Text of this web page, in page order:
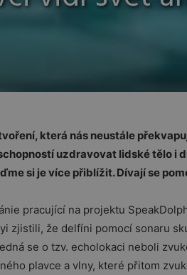
která nás neustále
uzdravovat lidské tělo i
si je více přiblížit.Dívají se
pracující na projektu
zjistili, že delfíni pomocí sonaru
se o tzv. echolokaci neboli
plavce a vlny, které přitom